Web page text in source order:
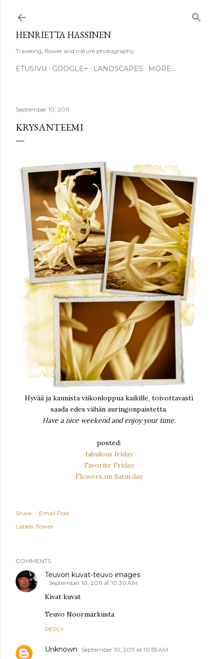
HENRIETTA HASSINEN
Traveling, flower and nature photography
ETUSIVU GOOGLE+ LANDSCAPES MORE…
September 10, 2011
KRYSANTEEMI
Hyvää ja kaunista viikonloppua kaikille, toivottavasti
saada edes vähän auringonpaistetta.
Have a nice weekend and enjoy your time.
posted:
fabulous friday
Favorite Friday
Flowers on Saturday
Share
Email Post
Labels: flower
COMMENTS
Teuvon kuvat-teuvo images
September 10, 2011 at 10:30 AM
Kivat kuvat
Teuvo Noormarkusta
REPLY
Unknown September 10, 2011 at 10:55 AM